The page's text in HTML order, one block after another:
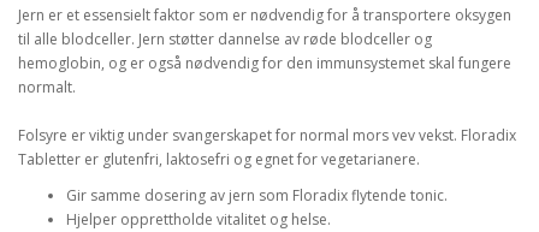
Jern er et essensielt faktor som er nødvendig for å transportere oksygen
til alle blodceller. Jern støtter dannelse av røde blodceller og
hemoglobin, og er også nødvendig for den immunsystemet skal fungere
normalt.
Folsyre er viktig under svangerskapet for normal mors vev vekst. Floradix
Tabletter er glutenfri, laktosefri og egnet for vegetarianere.
Gir samme dosering av jern som Floradixflytende tonic.
Hjelper opprettholde vitalitet og helse.